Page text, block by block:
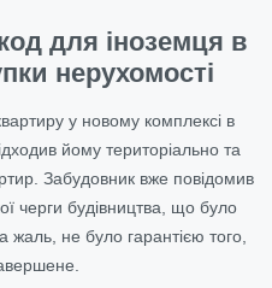
для іноземця в
нерухомості
у новому комплексі в
йому територіально та
Забудовник вже повідомив
черги будівництва, що було
не було гарантією того,